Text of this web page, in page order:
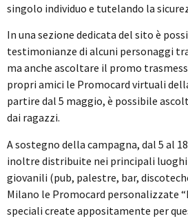
singolo individuo e tutelando la
In una sezione dedicata del sito è
testimonianze di alcuni personaggi
ma anche ascoltare il promo
propri amici le Promocard virtuali
partire dal 5 maggio, è possibile
dai ragazzi.
A sostegno della campagna, dal 5 al
inoltre distribuite nei principali luoghi
giovanili (pub, palestre, bar,
Milano le Promocard personalizzate
speciali create appositamente per